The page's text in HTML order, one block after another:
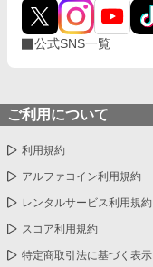
公式SNS一覧
ご利用について
利用規約
アルファコイン利用規約
レンタルサービス利用規約
スコア利用規約
特定商取引法に基づく表示